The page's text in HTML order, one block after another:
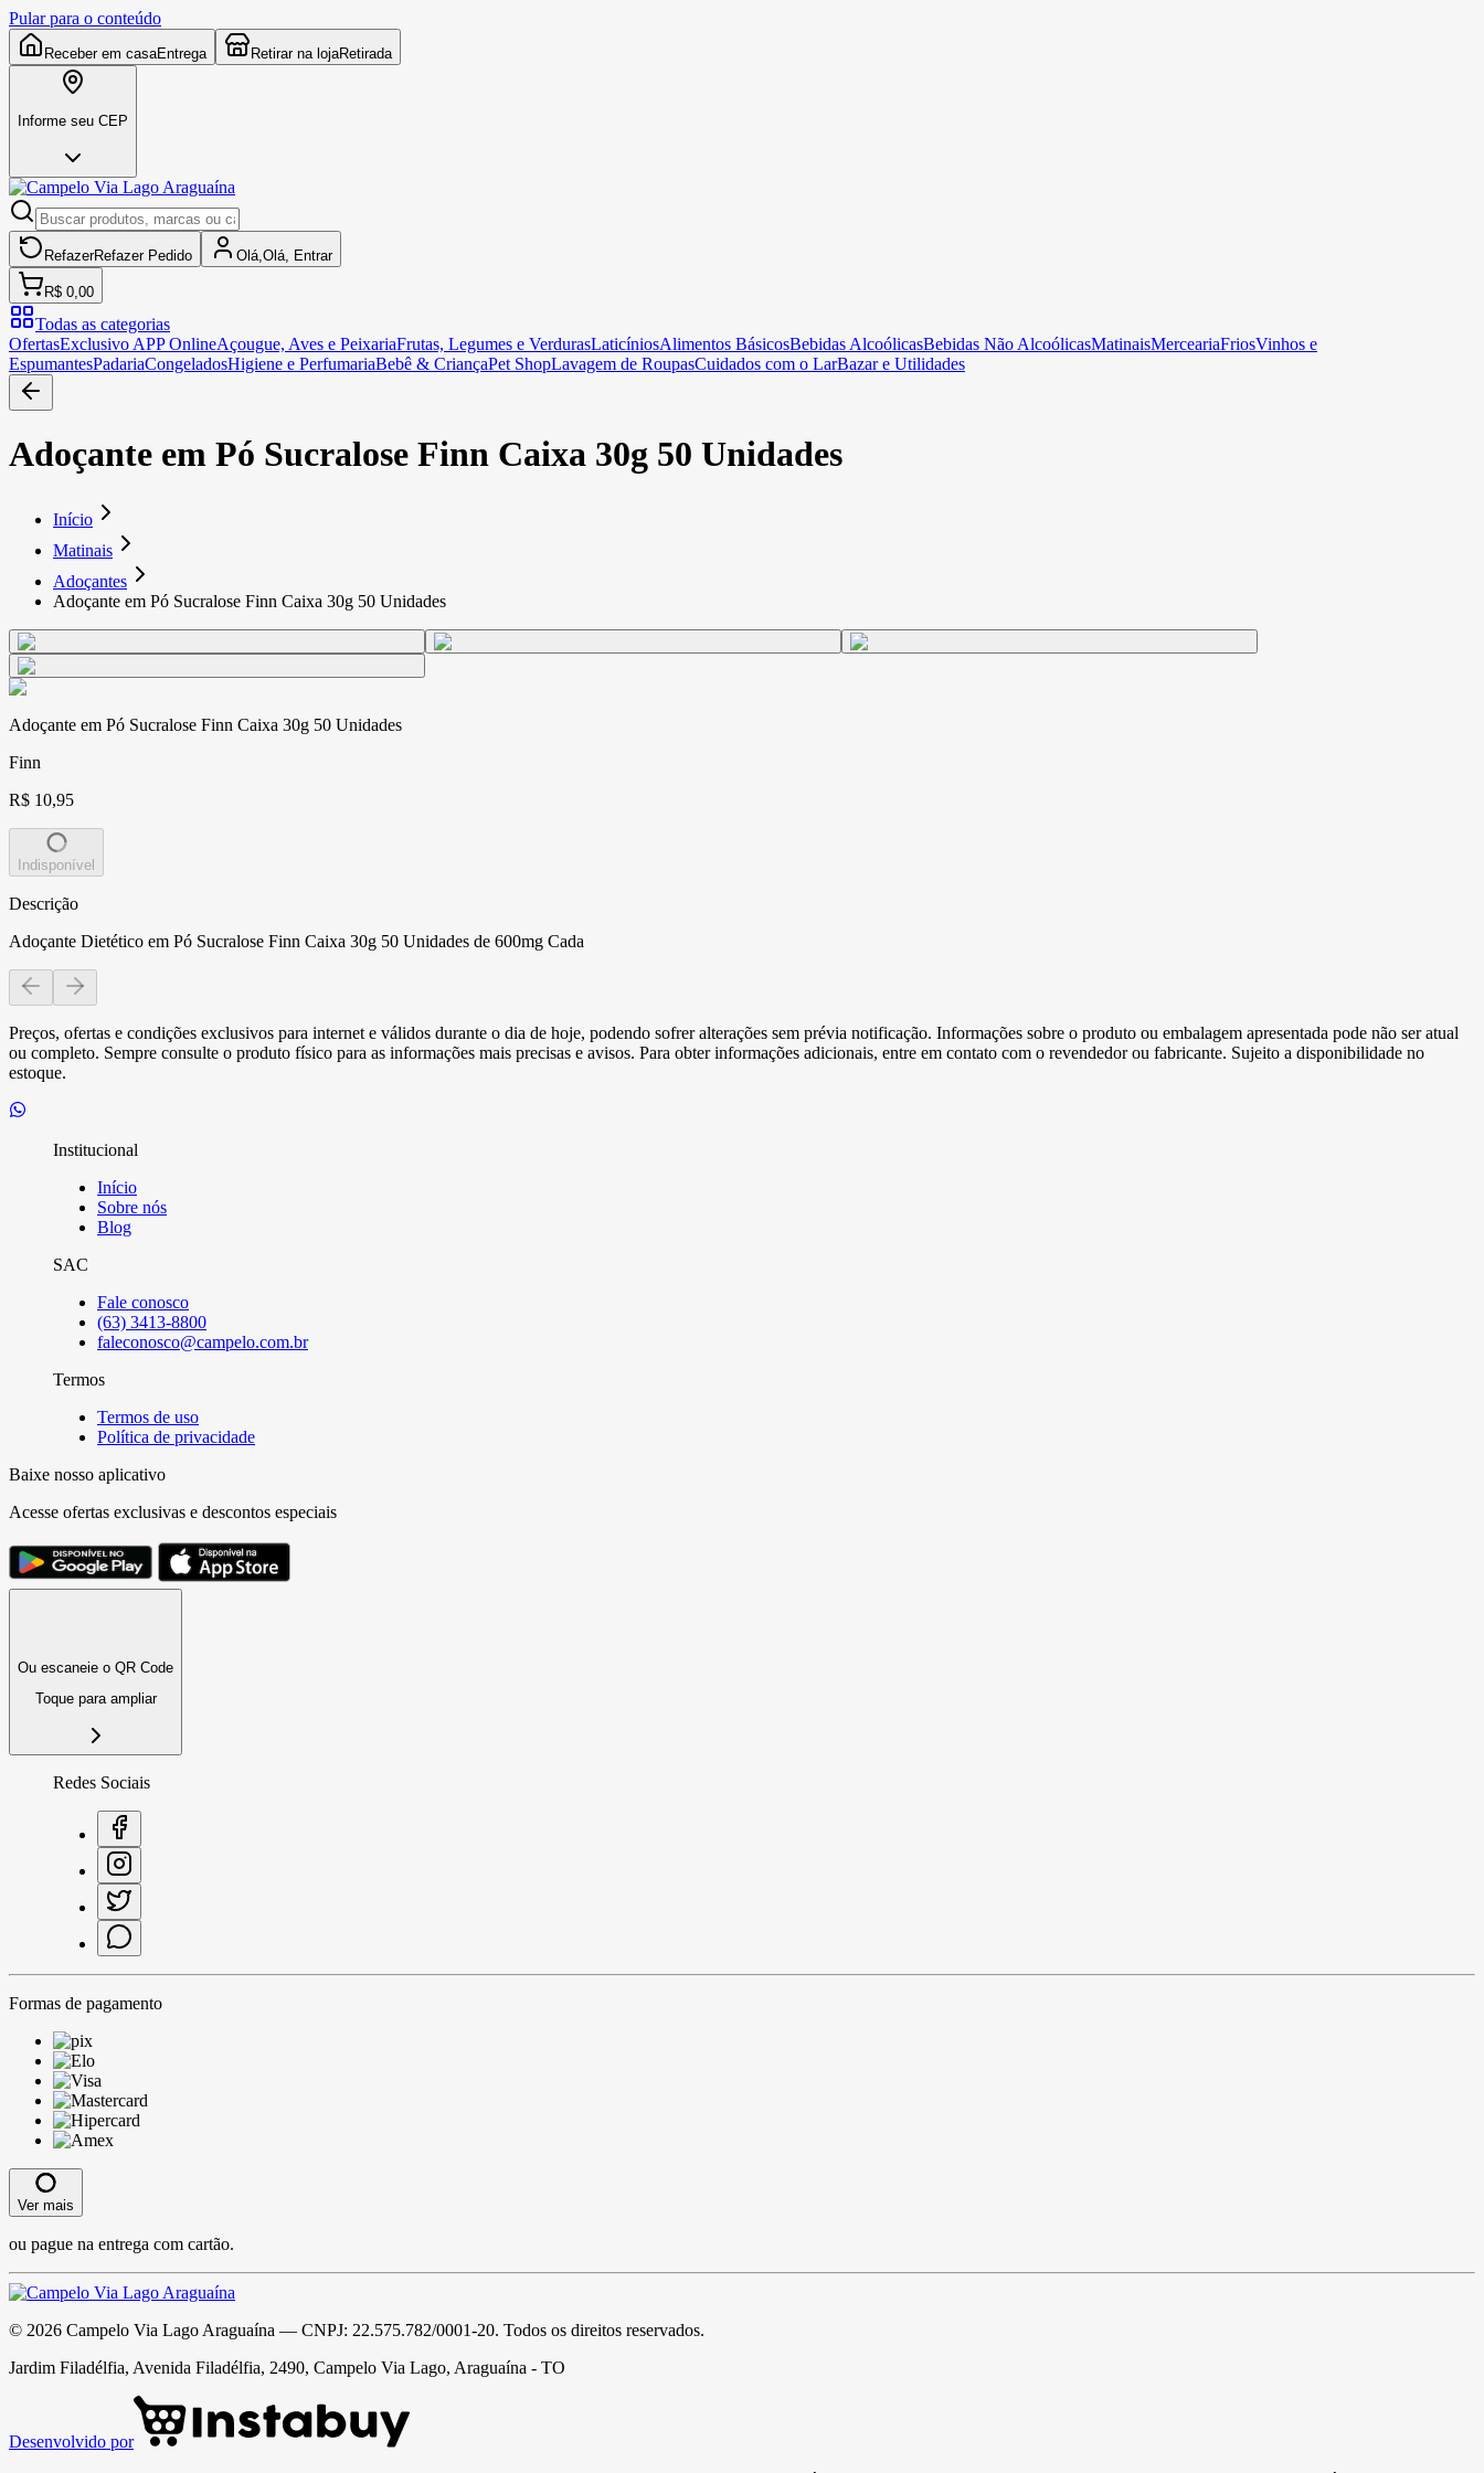
Pular para o conteúdo
Receber em casaEntrega Retirar na lojaRetirada
Informe seu CEP
RefazerRefazer Pedido Olá, Olá, Entrar
R$ 0,00
Todas as categorias
OfertasExclusivo APP OnlineAçougue, Aves e PeixariaFrutas, Legumes e VerdurasLaticíniosAlimentos BásicosBebidas AlcoólicasBebidas Não AlcoólicasMatinaisMerceariaFriosVinhos e
EspumantesPadariaCongeladosHigiene e PerfumariaBebê & CriançaPet ShopLavagem de RoupasCuidados com o LarBazar e Utilidades
Adoçante em Pó Sucralose Finn Caixa 30g 50 Unidades
Início
Matinais
Adoçantes
Adoçante em Pó Sucralose Finn Caixa 30g 50 Unidades
Adoçante em Pó Sucralose Finn Caixa 30g 50 Unidades
Finn
R$ 10,95
Indisponível
Descrição
Adoçante Dietético em Pó Sucralose Finn Caixa 30g 50 Unidades de 600mg Cada
Preços, ofertas e condições exclusivos para internet e válidos durante o dia de hoje, podendo sofrer alterações sem prévia notificação. Informações sobre o produto ou embalagem apresentada pode não ser atual
ou completo. Sempre consulte o produto físico para as informações mais precisas e avisos. Para obter informações adicionais, entre em contato com o revendedor ou fabricante. Sujeito a disponibilidade no
estoque.
Institucional
Início
Sobre nós
Blog
SAC
Fale conosco
(63) 3413-8800
faleconosco@campelo.com.br
Termos
Termos de uso
Política de privacidade
Baixe nosso aplicativo
Acesse ofertas exclusivas e descontos especiais
Ou escaneie o QR Code
Toque para ampliar
Redes Sociais
Formas de pagamento
Ver mais
ou pague na entrega com cartão.
© 2026 Campelo Via Lago Araguaína — CNPJ: 22.575.782/0001-20. Todos os direitos reservados.
Jardim Filadélfia, Avenida Filadélfia, 2490, Campelo Via Lago, Araguaína - TO
Desenvolvido por